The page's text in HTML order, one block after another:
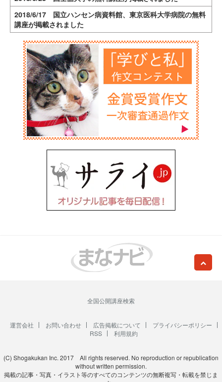
2018/6/17 国立ハンセン病資料館、東京医科大学病院の無料
講座が掲載されました
全国公開講座検索
運営会社 お問い合わせ 広告掲載について
プライバシーポリシー
RSS
利用規約
(C) Shogakukan Inc. 2017 All rights reserved. No reproduction or republication
without written permission.
掲載の記事・写真・イラスト等のすべてのコンテンツの無断複写・転載を禁じま